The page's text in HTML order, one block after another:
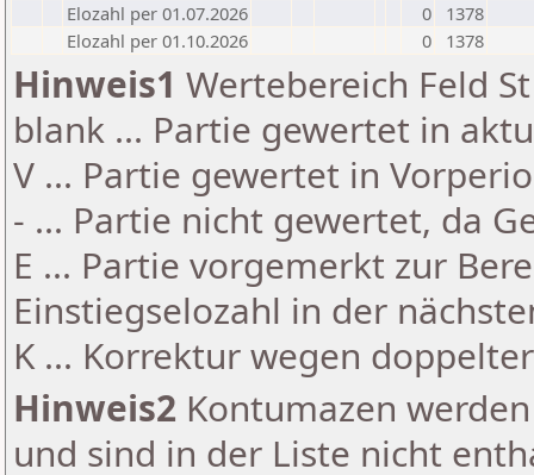
Elozahl per 01.07.2026
0
1378
Elozahl per 01.10.2026
0 1378
Hinweis1 Wertebereich Feld
blank ... Partie gewertet in
V ... Partie gewertet in
- ... Partie nicht gewertet, da
E ... Partie vorgemerkt zur
Einstiegselozahl in der
K ... Korrektur wegen
Hinweis2 Kontumazen
und sind in der Liste nicht